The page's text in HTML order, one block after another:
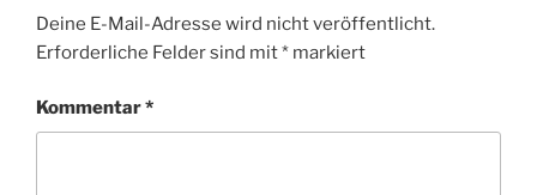
Deine E-Mail-Adresse wird nicht veröffentlicht.
Erforderliche Felder sind mit* markiert
Kommentar*